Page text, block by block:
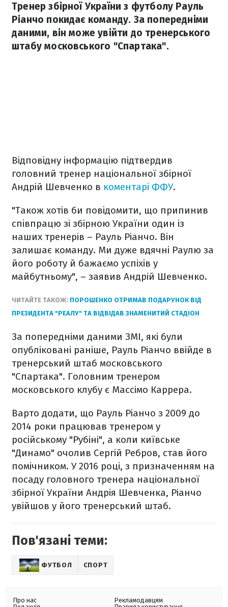
Тренер збірної України з футболу Рауль
Ріанчо покидає команду. За попередніми
даними, він може увійти до тренерського
штабу московського "Спартака".
Відповідну інформацію підтвердив
головний тренер національної збірної
Андрій Шевченко в коментарі ФФУ.
"Також хотiв би повiдомити, що припинив
спiвпрацю зі збірною України один із
наших тренерів – Рауль Ріанчо. Він
залишає команду. Ми дуже вдячні Раулю за
його роботу й бажаємо успіхів у
майбутньому", – заявив Андрій Шевченко.
ЧИТАЙТЕ ТАКОЖ: ПОРОШЕНКО ОТРИМАВ ПОДАРУНОК ВІД
ПРЕЗИДЕНТА "РЕАЛУ" ТА ВІДВІДАВ ЗНАМЕНИТИЙ СТАДІОН
За попередніми даними ЗМІ, які були
опубліковані раніше, Рауль Ріанчо ввійде в
тренерський штаб московського
"Спартака". Головним тренером
московського клубу є Массімо Каррера.
Варто додати, що Рауль Ріанчо з 2009 до
2014 роки працював тренером у
російському "Рубіні", а коли київське
"Динамо" очолив Сергій Ребров, став його
помічником. У 2016 році, з призначенням на
посаду головного тренера національної
збірної України Андрія Шевченка, Ріанчо
увійшов у його тренерський штаб.
Пов'язані теми:
ФУТБОЛ СПОРТ
Про нас
Рекламодавцям